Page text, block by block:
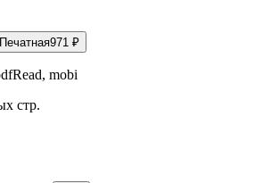
Печатная971 ₽
mobi
стр.